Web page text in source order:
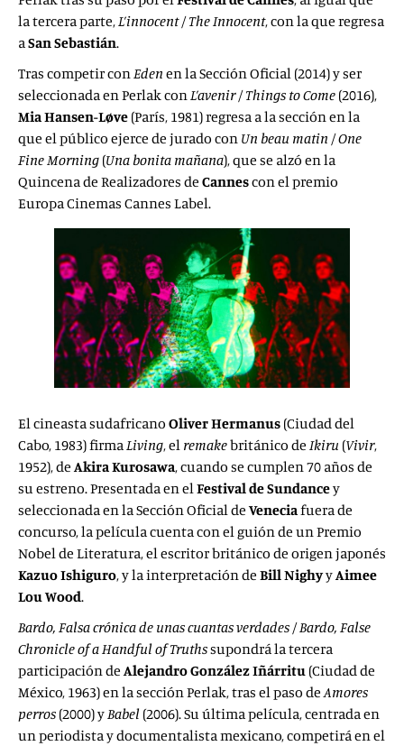
la tercera parte, L’innocent/The Innocent, con la que regresa
a San Sebastián.
Tras competir con Eden en la Sección Oficial (2014) y ser
seleccionada en Perlak con L’avenir/Things to Come (2016),
Mia Hansen-Løve (París, 1981) regresa a la sección en la
que el público ejerce de jurado con Un beau matin /One
Fine Morning (Una bonita mañana), que se alzó en la
Quincena de Realizadores de Cannescon el premio
Europa Cinemas Cannes Label.
El cineasta sudafricano OliverHermanus (Ciudad del
Cabo, 1983) firma Living, el remakebritánico de Ikiru (Vivir,
1952), de Akira Kurosawa, cuando se cumplen 70 años de
su estreno. Presentada en el Festival de Sundancey
seleccionada en la Sección Oficial deVeneciafuera de
concurso, la película cuenta con el guión de un Premio
Nobel de Literatura, el escritor británico de origen japonés
Kazuo Ishiguro, y la interpretación de Bill Nighyy Aimee
Lou Wood.
Bardo, Falsa crónica de unas cuantas verdades /Bardo, False
Chronicle of a Handful of Truthssupondrá la tercera
participación de Alejandro González Iñárritu (Ciudad de
México, 1963) en la sección Perlak, tras el paso de Amores
perros (2000) y Babel (2006). Su última película, centrada en
un periodista y documentalista mexicano, competirá en el